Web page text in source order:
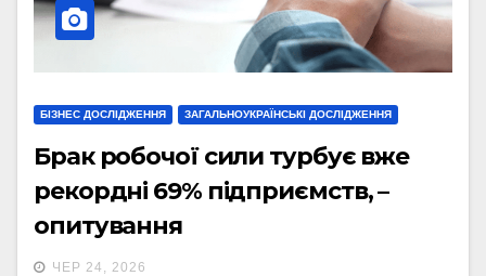
БІЗНЕС ДОСЛІДЖЕННЯ ЗАГАЛЬНОУКРАЇНСЬКІ ДОСЛІДЖЕННЯ
Брак робочої сили турбує вже
рекордні 69% підприємств, –
опитування
ЧЕР 24, 2026